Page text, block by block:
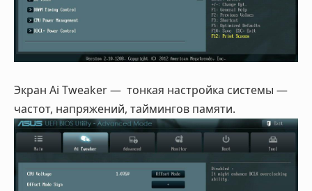
Экран Ai Tweaker — тонкая настройка системы —
частот, напряжений, таймингов памяти.